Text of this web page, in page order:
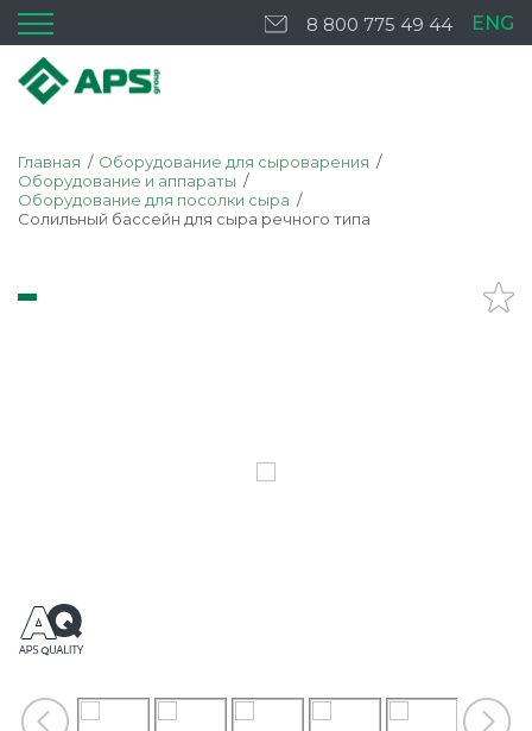
8 800 775 49 44 ENG
Главная
Оборудование для сыроварения
Оборудование и аппараты
Оборудование для посолки сыра
Солильный бассейн для сыра речного типа